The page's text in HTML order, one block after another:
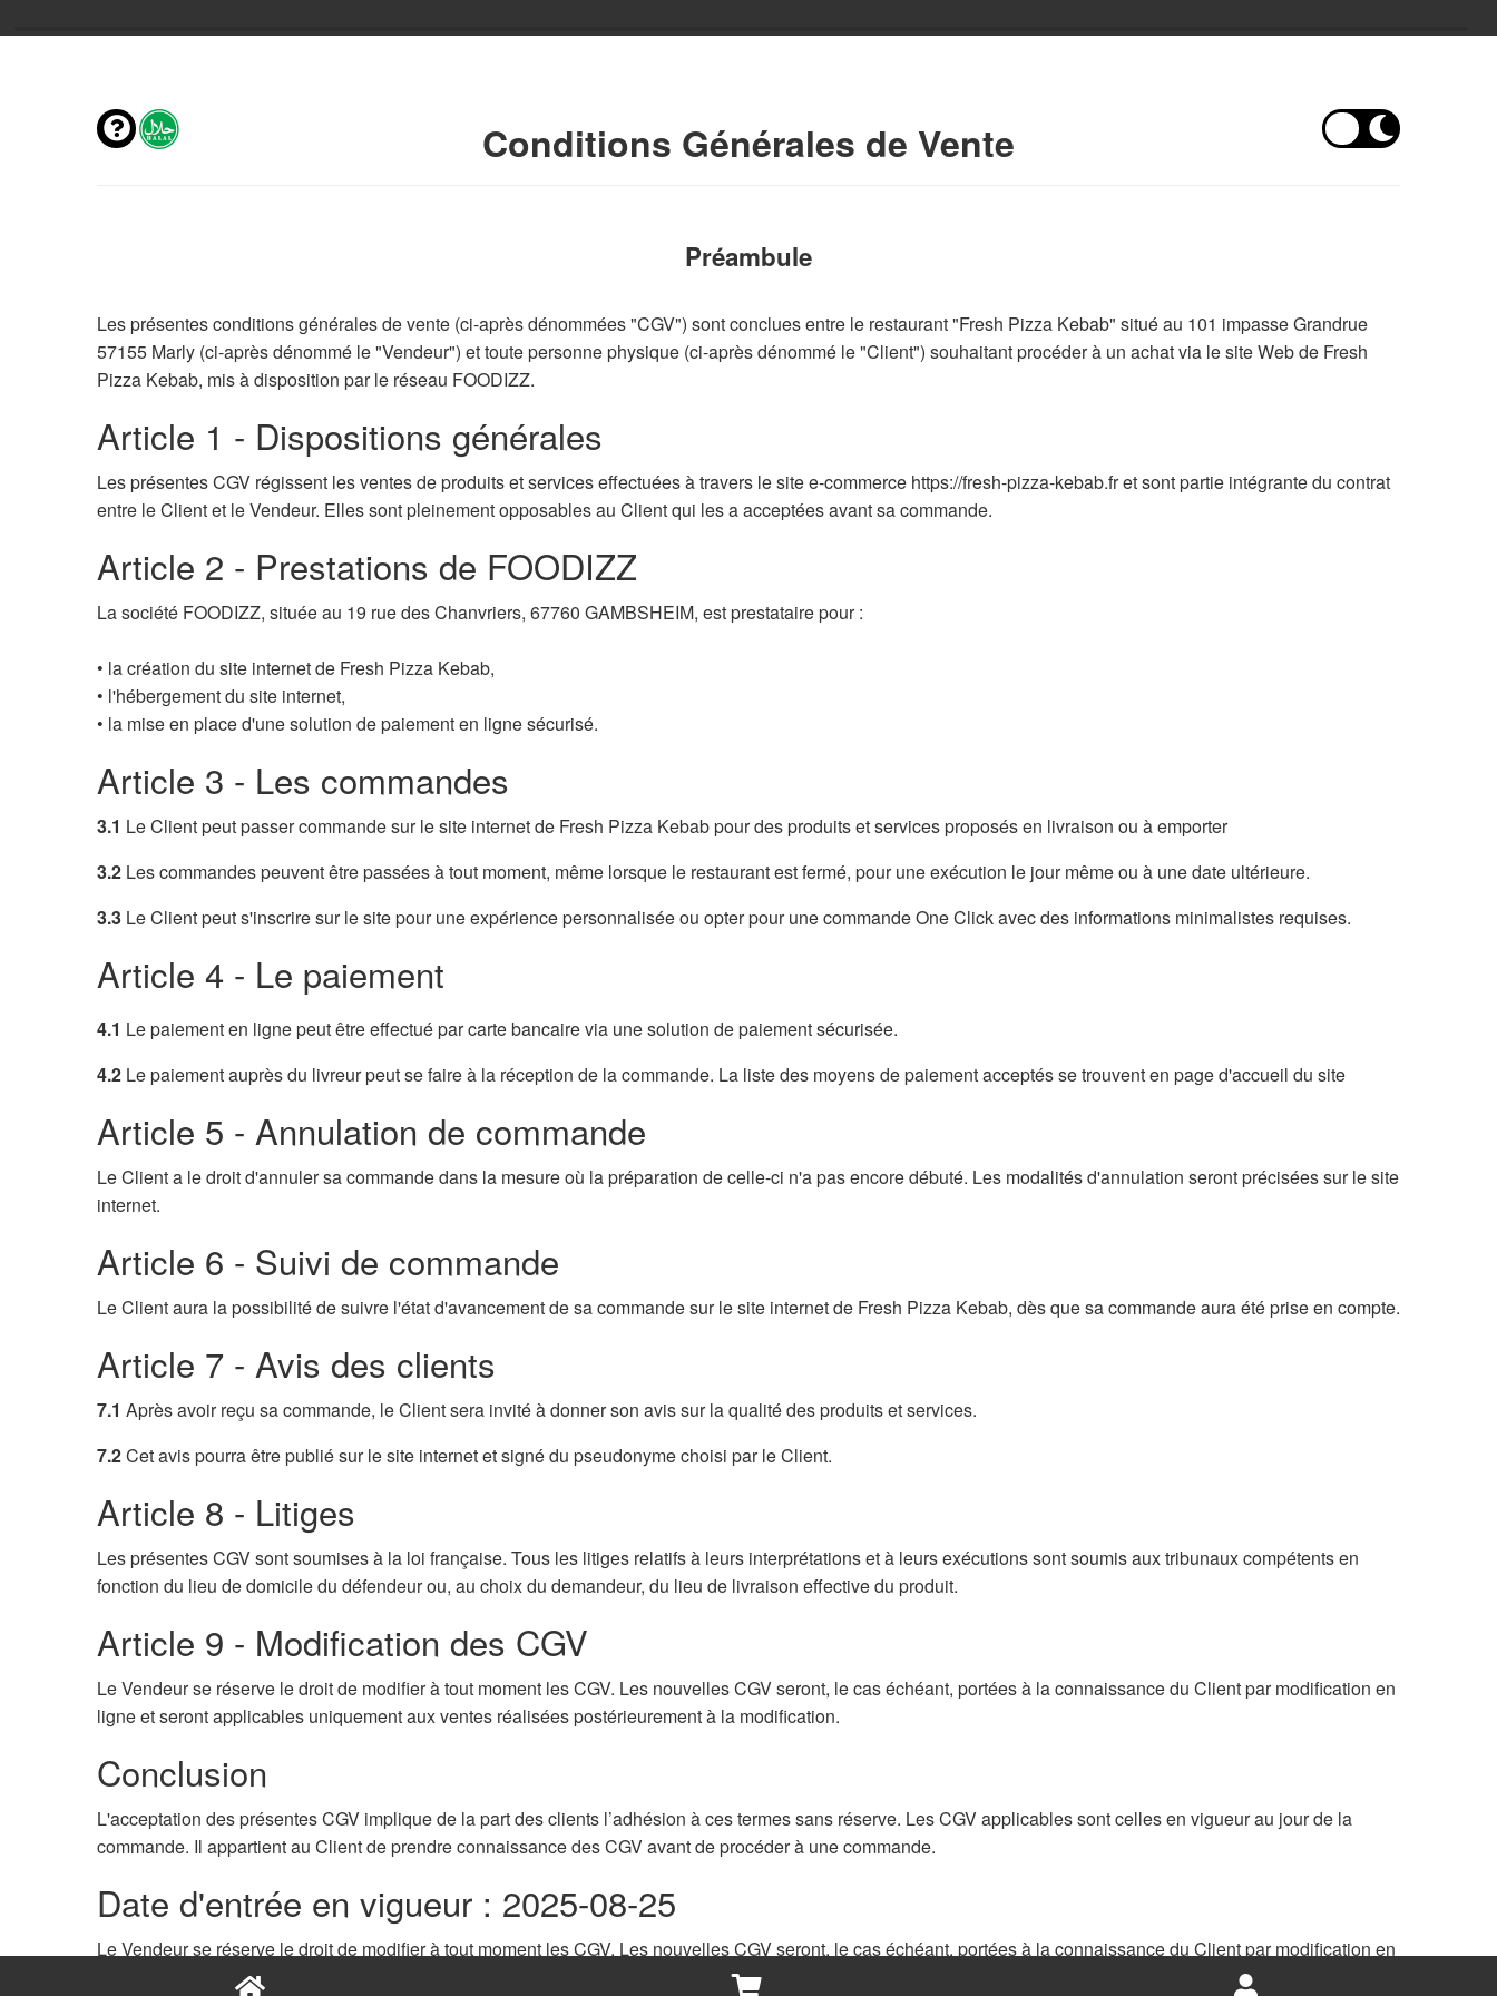
Conditions Générales de Vente
Préambule
Les présentes conditions générales de vente (ci-après dénommées "CGV") sont conclues entre le restaurant "Fresh Pizza Kebab" situé au 101 impasse Grandrue
57155 Marly (ci-après dénommé le "Vendeur") et toute personne physique (ci-après dénommé le "Client") souhaitant procéder à un achat via le site Web de Fresh
Pizza Kebab, mis à disposition par le réseau FOODIZZ.
Article 1 - Dispositions générales
Les présentes CGV régissent les ventes de produits et services effectuées à travers le site e-commerce https://fresh-pizza-kebab.fr et sont partie intégrante du contrat
entre le Client et le Vendeur. Elles sont pleinement opposables au Client qui les a acceptées avant sa commande.
Article 2 - Prestations de FOODIZZ
La société FOODIZZ, située au 19 rue des Chanvriers, 67760 GAMBSHEIM, est prestataire pour :
• la création du site internet de Fresh Pizza Kebab,
• l'hébergement du site internet,
• la mise en place d'une solution de paiement en ligne sécurisé.
Article 3 - Les commandes
3.1 Le Client peut passer commande sur le site internet de Fresh Pizza Kebab pour des produits et services proposés en livraison ou à emporter
3.2 Les commandes peuvent être passées à tout moment, même lorsque le restaurant est fermé, pour une exécution le jour même ou à une date ultérieure.
3.3 Le Client peut s'inscrire sur le site pour une expérience personnalisée ou opter pour une commande One Click avec des informations minimalistes requises.
Article 4 - Le paiement
4.1 Le paiement en ligne peut être effectué par carte bancaire via une solution de paiement sécurisée.
4.2 Le paiement auprès du livreur peut se faire à la réception de la commande. La liste des moyens de paiement acceptés se trouvent en page d'accueil du site
Article 5 - Annulation de commande
Le Client a le droit d'annuler sa commande dans la mesure où la préparation de celle-ci n'a pas encore débuté. Les modalités d'annulation seront précisées sur le site
internet.
Article 6 - Suivi de commande
Le Client aura la possibilité de suivre l'état d'avancement de sa commande sur le site internet de Fresh Pizza Kebab, dès que sa commande aura été prise en compte.
Article 7 - Avis des clients
7.1 Après avoir reçu sa commande, le Client sera invité à donner son avis sur la qualité des produits et services.
7.2Cet avis pourra être publié sur le site internet et signé du pseudonyme choisi par le Client.
Article 8 - Litiges
Les présentes CGV sont soumises à la loi française. Tous les litiges relatifs à leurs interprétations et à leurs exécutions sont soumis aux tribunaux compétents en
fonction du lieu de domicile du défendeur ou, au choix du demandeur, du lieu de livraison effective du produit.
Article 9 - Modification des CGV
Le Vendeur se réserve le droit de modifier à tout moment les CGV. Les nouvelles CGV seront, le cas échéant, portées à la connaissance du Client par modification en
ligne et seront applicables uniquement aux ventes réalisées postérieurement à la modification.
Conclusion
L'acceptation des présentes CGV implique de la part des clients l’adhésion à ces termes sans réserve. Les CGV applicables sont celles en vigueur au jour de la
commande. Il appartient au Client de prendre connaissance des CGV avant de procéder à une commande.
Date d'entrée en vigueur : 2025-08-25
Le Vendeur se réserve le droit de modifier à tout moment les CGV. Les nouvelles CGV seront, le cas échéant, portées à la connaissance du Client par modification en
ligne et seront applicables uniquement aux ventes réalisées postérieurement à la modification.